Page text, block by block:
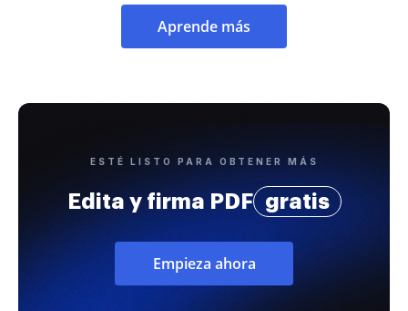
Aprende más
ESTÉ LISTO PARA OBTENER MÁS
Edita y firma PDF gratis
Empieza ahora